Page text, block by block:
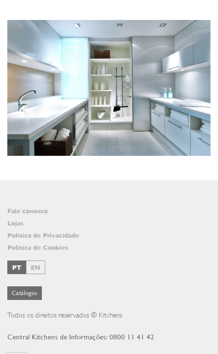
Fale conosco
Lojas
Política de Privacidade
Política de Cookies
PT EN
Catálogos
Todos os direitos reservados © Kitchens
Central Kitchens de Informações: 0800 11 41 42